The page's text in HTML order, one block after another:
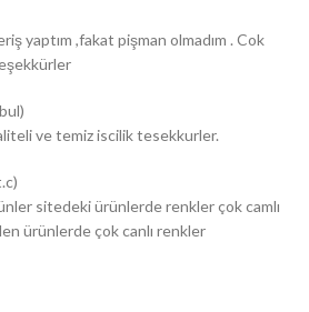
yaptım ,fakat pişman olmadım . Cok
ve temiz iscilik tesekkurler.
sitedeki ürünlerde renkler çok camlı
ürünlerde çok canlı renkler